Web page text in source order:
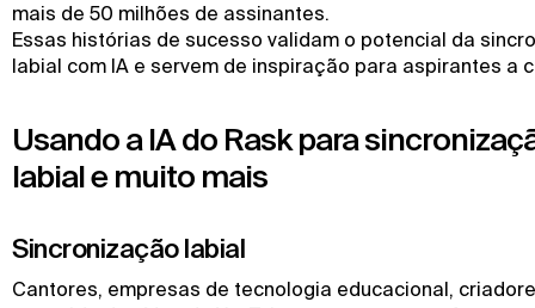
mais de 50 milhões de assinantes.
Essas histórias de sucesso validam o potencial da
labial com IA e servem de inspiração para aspirantes a
Usando a IA do Rask para
labial e muito mais
Sincronização labial
Cantores, empresas de tecnologia educacional,